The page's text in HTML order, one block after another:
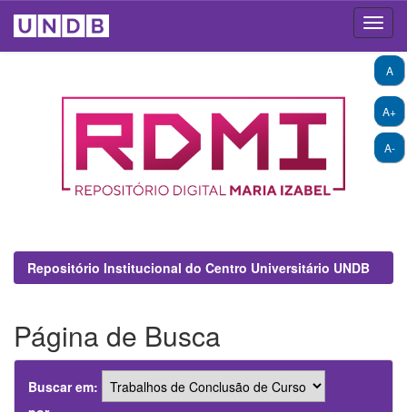
A+
A-
A
Repositório Institucional do Centro Universitário UNDB
Página de Busca
Buscar em: